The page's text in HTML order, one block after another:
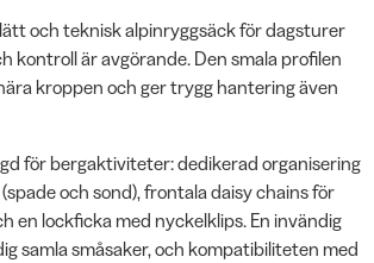
och teknisk alpinryggsäck för dagsturer
kontroll är avgörande. Den smala profilen
kroppen och ger trygg hantering även
för bergaktiviteter: dedikerad organisering
och sond), frontala daisy chains för
en lockficka med nyckelklips. En invändig
samla småsaker, och kompatibiliteten med